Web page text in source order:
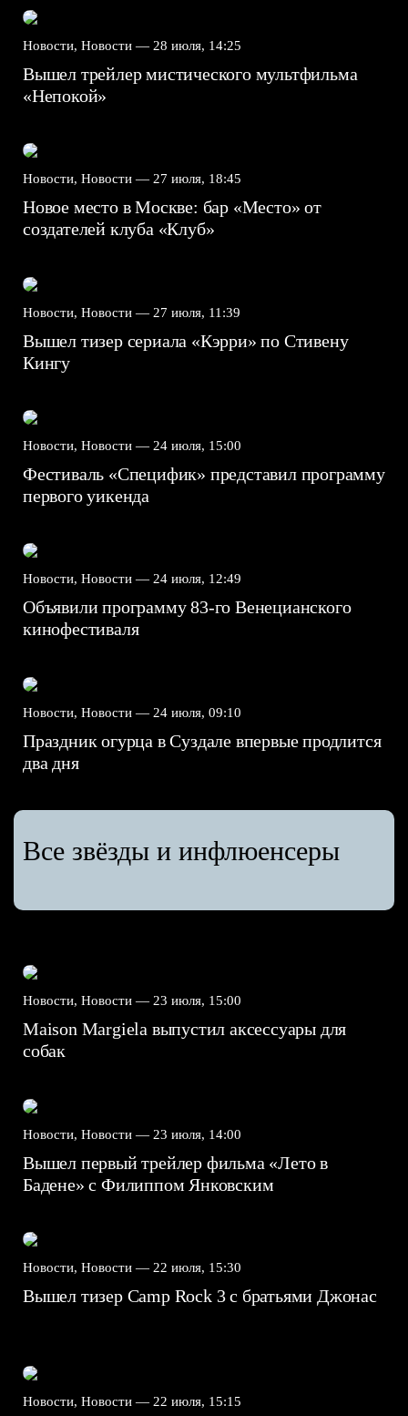
Новости, Новости — 28 июля, 14:25
Вышел трейлер мистического мультфильма
«Непокой»
Новости, Новости — 27 июля, 18:45
Новое место в Москве: бар «Место» от
создателей клуба «Клуб»
Новости, Новости — 27 июля, 11:39
Вышел тизер сериала «Кэрри» по Стивену
Кингу
Новости, Новости — 24 июля, 15:00
Фестиваль «Специфик» представил программу
первого уикенда
Новости, Новости — 24 июля, 12:49
Объявили программу 83-го Венецианского
кинофестиваля
Новости, Новости — 24 июля, 09:10
Праздник огурца в Суздале впервые продлится
два дня
Все звёзды и инфлюенсеры
Новости, Новости — 23 июля, 15:00
Maison Margiela выпустил аксессуары для
собак
Новости, Новости — 23 июля, 14:00
Вышел первый трейлер фильма «Лето в
Бадене» с Филиппом Янковским
Новости, Новости — 22 июля, 15:30
Вышел тизер Camp Rock 3 с братьями Джонас
Новости, Новости — 22 июля, 15:15